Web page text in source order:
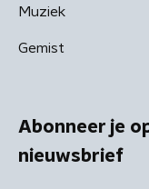
Muziek
Gemist
Abonneer je
nieuwsbrief